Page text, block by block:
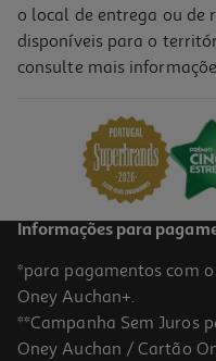
o local de entrega ou de
disponíveis para o
consulte mais
Informações para
*para pagamentos com
Oney Auchan+.
**Campanha Sem Juros
Oney Auchan / Cartão